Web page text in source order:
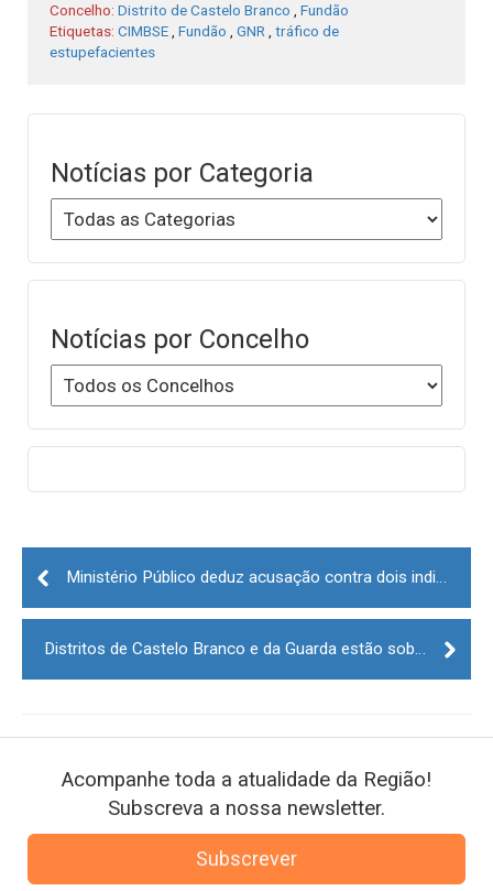
Concelho: Distrito de Castelo Branco , Fundão
Etiquetas: CIMBSE, Fundão , GNR, tráfico de
estupefacientes
Notícias por Categoria
Notícias por Concelho
Post
navigation
Ministério Público deduz acusação contra dois indivíduos que vandalizaram arte rupestre no Côa
Distritos de Castelo Branco e da Guarda estão sob aviso amarelo
Acompanhe toda a atualidade da Região!
Subscreva a nossa newsletter.
Subscrever